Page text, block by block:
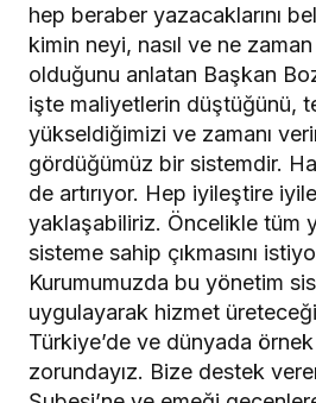
hep beraber yazacaklarını
kimin neyi, nasıl ve ne
olduğunu anlatan Başkan
işte maliyetlerin düştüğünü,
yükseldiğimizi ve zamanı
gördüğümüz bir sistemdir.
de artırıyor. Hep iyileştire
yaklaşabiliriz. Öncelikle tüm
sisteme sahip çıkmasını
Kurumumuzda bu yönetim
uygulayarak hizmet
Türkiye’de ve dünyada
zorundayız. Bize destek